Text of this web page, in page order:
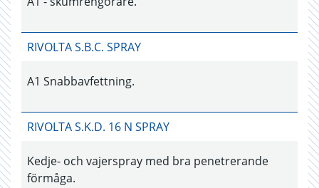
RIVOLTA S.B.C. SPRAY
A1 Snabbavfettning.
RIVOLTA S.K.D. 16 N SPRAY
Kedje- och vajerspray med bra penetrerande
förmåga.